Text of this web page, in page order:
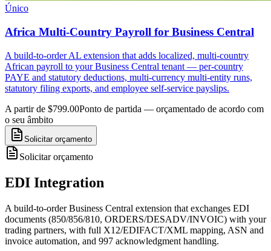
Único
Africa Multi-Country Payroll for Business Central
A build-to-order AL extension that adds localized, multi-country
African payroll to your Business Central tenant — per-country
PAYE and statutory deductions, multi-currency multi-entity runs,
statutory filing exports, and employee self-service payslips.
A partir de $799.00Ponto de partida — orçamentado de acordo com
o seu âmbito
Solicitar orçamento
Solicitar orçamento
EDI Integration
A build-to-order Business Central extension that exchanges EDI
documents (850/856/810, ORDERS/DESADV/INVOIC) with your
trading partners, with full X12/EDIFACT/XML mapping, ASN and
invoice automation, and 997 acknowledgment handling.